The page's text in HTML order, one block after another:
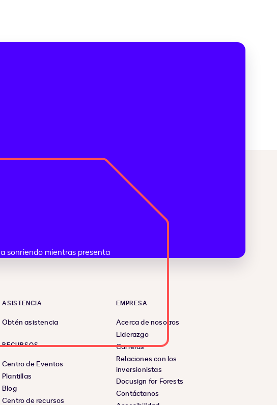
ASISTENCIA
Obtén asistencia
RECURSOS
Centro de Eventos
Plantillas
Blog
Centro de recursos
EMPRESA
Acerca de nosotros
Liderazgo
Carreras
Relaciones con los
inversionistas
Docusign for Forests
Contáctanos